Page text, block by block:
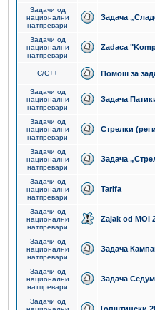
Задачи од
национални
натпревари
Задача
Задачи од
национални
натпревари
Zadaca
C/C++ Помош за
Задачи од
национални
натпревари
Задача
Задачи од
национални
натпревари
Стрелки
Задачи од
национални
натпревари
Задача
Задачи од
национални
натпревари
Tarifa
Задачи од
национални
натпревари
Zajak od MOI
Задачи од
национални
натпревари
Задача
Задачи од
национални
натпревари
Задача
Задачи од